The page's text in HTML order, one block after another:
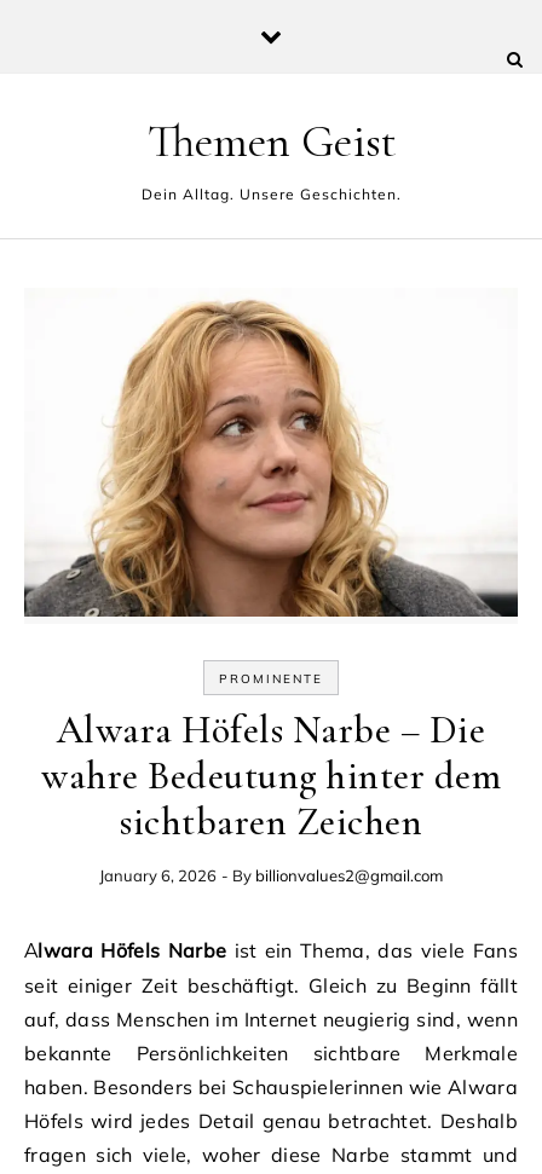
Themen Geist
Dein Alltag. Unsere Geschichten.
PROMINENTE
Alwara Höfels Narbe – Die
wahre Bedeutung hinter dem
sichtbaren Zeichen
January 6, 2026 - By billionvalues2@gmail.com
Alwara Höfels Narbe ist ein Thema, das viele Fans
seit einiger Zeit beschäftigt. Gleich zu Beginn fällt
auf, dass Menschen im Internet neugierig sind, wenn
bekannte Persönlichkeiten sichtbare Merkmale
haben. Besonders bei Schauspielerinnen wie Alwara
Höfels wird jedes Detail genau betrachtet. Deshalb
fragen sich viele, woher diese Narbe stammt und